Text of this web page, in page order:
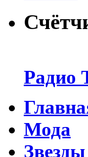
Радио
Мода
Звезды